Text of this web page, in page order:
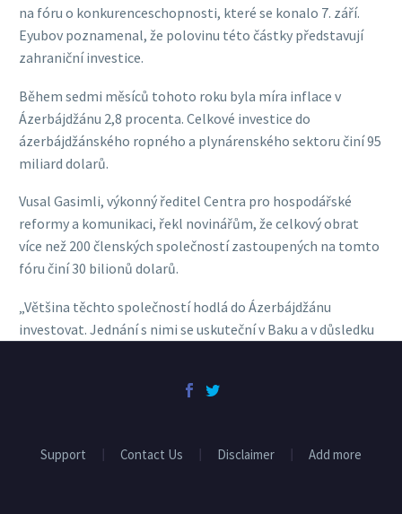
na fóru o konkurenceschopnosti, které se konalo 7. září.
Eyubov poznamenal, že polovinu této částky představují
zahraniční investice.
Během sedmi měsíců tohoto roku byla míra inflace v
Ázerbájdžánu 2,8 procenta. Celkové investice do
ázerbájdžánského ropného a plynárenského sektoru činí 95
miliard dolarů.
Vusal Gasimli, výkonný ředitel Centra pro hospodářské
reformy a komunikaci, řekl novinářům, že celkový obrat
více než 200 členských společností zastoupených na tomto
fóru činí 30 bilionů dolarů.
„Většina těchto společností hodlá do Ázerbájdžánu
investovat. Jednání s nimi se uskuteční v Baku a v důsledku
podniknout s cílem zvýšení konkurenceschopnosti
Support Contact Us Disclaimer Add more